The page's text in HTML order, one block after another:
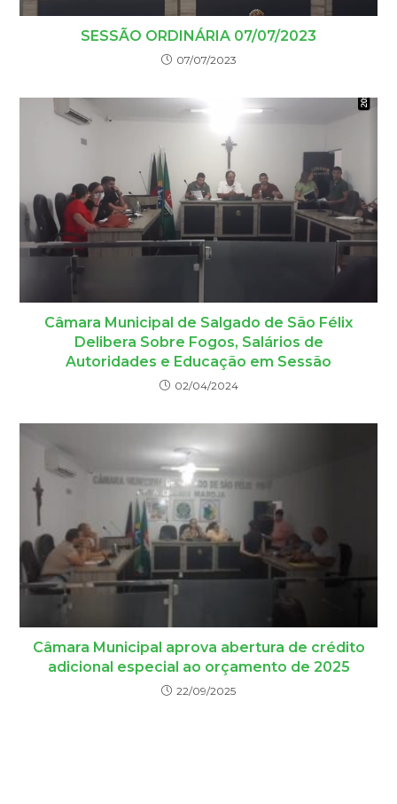
SESSÃO ORDINÁRIA 07/07/2023
07/07/2023
Câmara Municipal de Salgado de São Félix
Delibera Sobre Fogos, Salários de
Autoridades e Educação em Sessão
02/04/2024
Câmara Municipal aprova abertura de crédito
adicional especial ao orçamento de 2025
22/09/2025